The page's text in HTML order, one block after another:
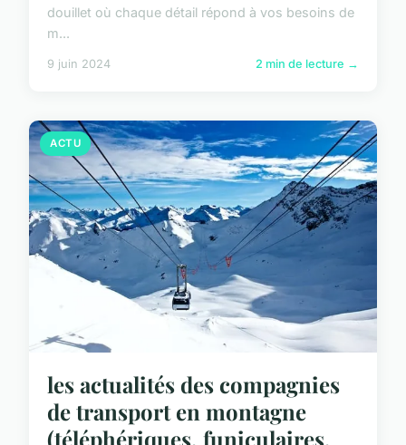
douillet où chaque détail répond à vos besoins de
m...
9 juin 2024 2 min de lecture →
ACTU
les actualités des compagnies
de transport en montagne
(téléphériques, funiculaires,